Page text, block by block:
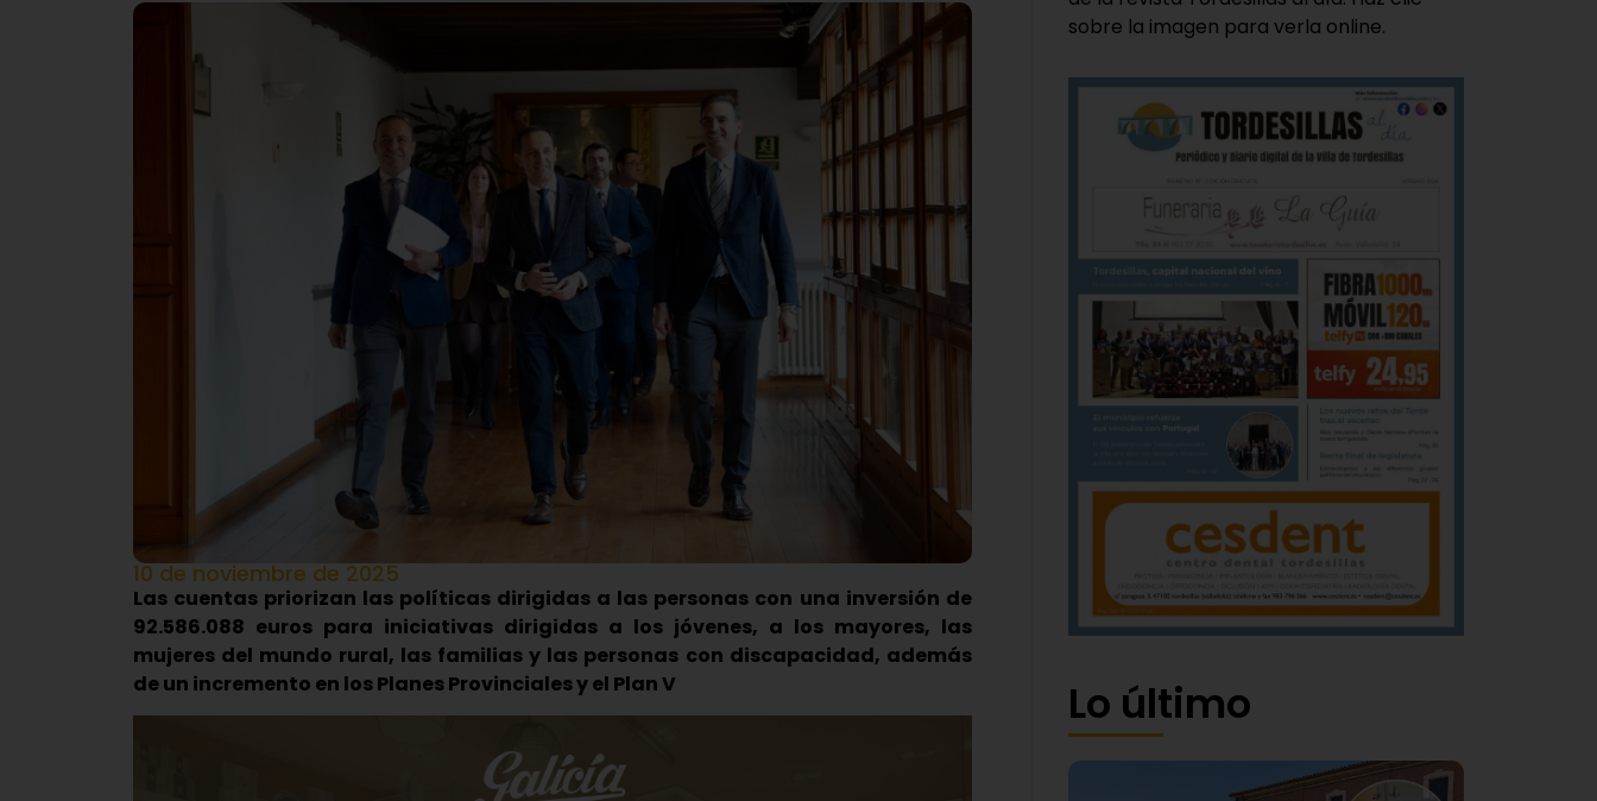
10 de noviembre de 2025
Las cuentas priorizan las políticas dirigidas a las personas con una inversión de
92.586.088 euros para iniciativas dirigidas a los jóvenes, a los mayores, las
mujeres del mundo rural, las familias y las personas con discapacidad, además
de un incremento en los Planes Provinciales y el Plan V
sobre la imagen para verla online.
Lo último